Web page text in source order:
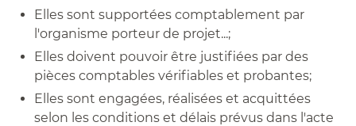
Elles sont supportées comptablement par
l'organisme porteur de projet...;
Elles doivent pouvoir être justifiées par des
pièces comptables vérifiables et probantes;
Elles sont engagées, réalisées et acquittées
selon les conditions et délais prévus dans l'acte